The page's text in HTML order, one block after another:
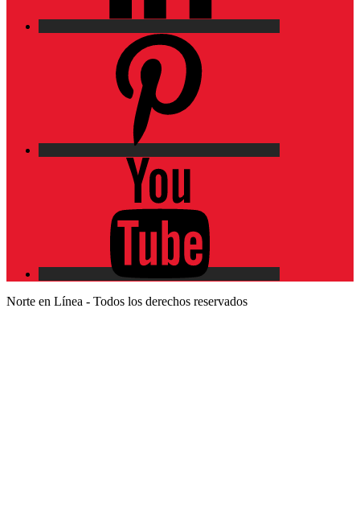
Norte en Línea - Todos los derechos reservados